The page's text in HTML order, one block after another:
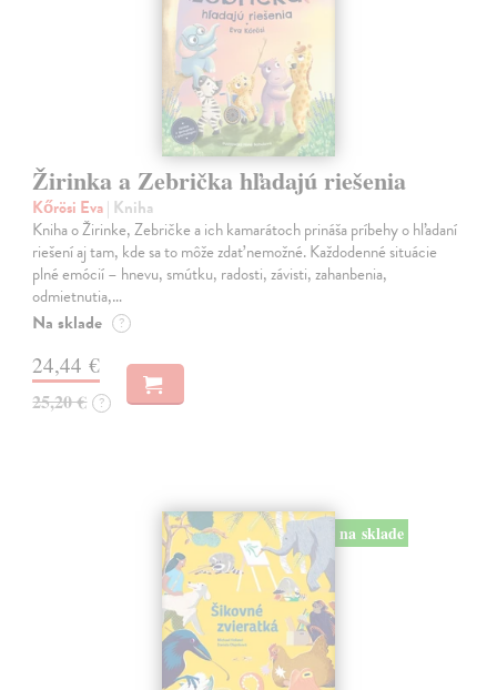
Žirinka a Zebrička hľadajú riešenia
Kőrösi Eva| Kniha
Kniha o Žirinke, Zebričke a ich kamarátoch prináša príbehy o hľadaní
riešení aj tam, kde sa to môže zdať nemožné. Každodenné situácie
plné emócií – hnevu, smútku, radosti, závisti, zahanbenia,
odmietnutia,…
Na sklade ?
24,44 €
25,20 € ?
na sklade